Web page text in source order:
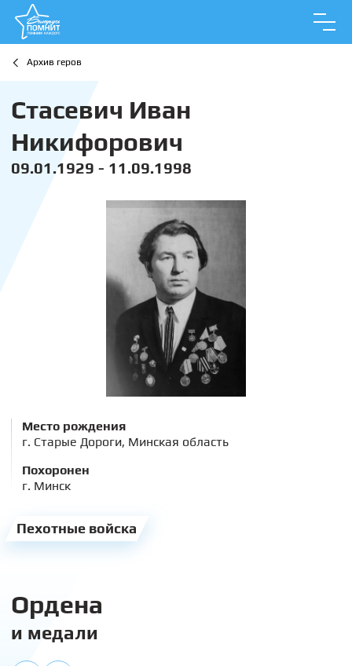
Архив геров
Стасевич Иван
Никифорович
09.01.1929 - 11.09.1998
Место рождения
г. Старые Дороги, Минская область
Похоронен
г. Минск
Пехотные войска
Ордена
и медали